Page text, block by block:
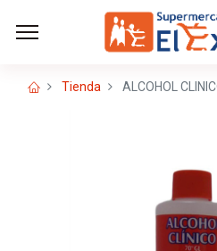
Tienda ALCOHOL